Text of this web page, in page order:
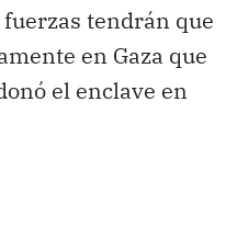
tendrán que
en Gaza que
el enclave en